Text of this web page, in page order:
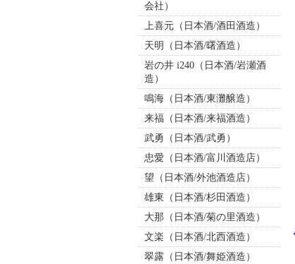
会社）
上喜元（日本酒/酒田酒造）
天明（日本酒/曙酒造）
岩の井 i240（日本酒/岩瀬酒
造）
鳴海（日本酒/東灘醸造）
来福（日本酒/来福酒造）
武勇（日本酒/武勇）
忠愛（日本酒/富川酒造店）
望（日本酒/外池酒造店）
雄東（日本酒/杉田酒造）
大那（日本酒/菊の里酒造）
文楽（日本酒/北西酒造）
翠露（日本酒/舞姫酒造）